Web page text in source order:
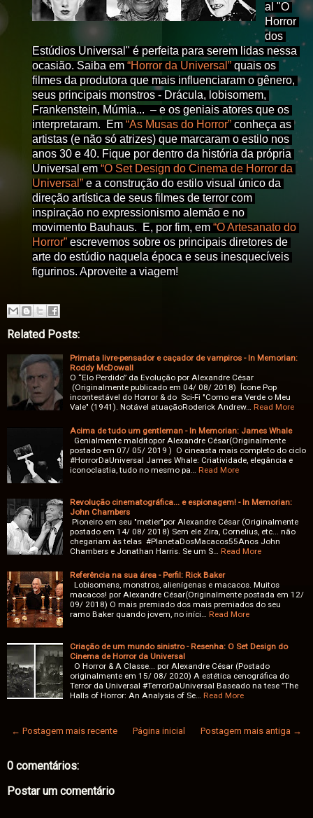
al "O
Horror
dos
Estúdios Universal" é perfeita para serem lidas nessa
ocasião. Saiba em “Horror da Universal” quais os
filmes da produtora que mais influenciaram o gênero,
seus principais monstros - Drácula, lobisomem,
Frankenstein, Múmia...  – e os geniais atores que os
interpretaram.  Em “As Musas do Horror” conheça as
artistas (e não só atrizes) que marcaram o estilo nos
anos 30 e 40. Fique por dentro da história da própria
Universal em “O Set Design do Cinema de Horror da
Universal” e a construção do estilo visual único da
direção artística de seus filmes de terror com
inspiração no expressionismo alemão e no
movimento Bauhaus.  E, por fim, em “O Artesanato do
Horror” escrevemos sobre os principais diretores de
arte do estúdio naquela época e seus inesquecíveis
figurinos. Aproveite a viagem!
Related Posts:
Primata livre-pensador e caçador de vampiros - In Memorian:
Roddy McDowall
O “Elo Perdido” da Evolução por Alexandre César
(Originalmente publicado em 04/ 08/ 2018) Ícone Pop
incontestável do Horror & do Sci-Fi "Como era Verde o Meu
Vale" (1941). Notável atuaçãoRoderick Andrew…
Read More
Acima de tudo um gentleman - In Memorian: James Whale
Genialmente malditopor Alexandre César(Originalmente
postado em 07/ 05/ 2019 ) O cineasta mais completo do ciclo
#HorrorDaUniversal James Whale: Criatividade, elegância e
iconoclastia, tudo no mesmo pa…
Read More
Revolução cinematográfica... e espionagem! - In Memorian:
John Chambers
Pioneiro em seu "metier"por Alexandre César (Originalmente
postado em 14/ 08/ 2018) Sem ele Zira, Cornelius, etc... não
chegariam às telas #PlanetaDosMacacos55Anos John
Chambers e Jonathan Harris. Se um S…
Read More
Referência na sua área - Perfil: Rick Baker
Lobisomens, monstros, alienígenas e macacos. Muitos
macacos! por Alexandre César(Originalmente postada em 12/
09/ 2018) O mais premiado dos mais premiados do seu
ramo Baker quando jovem, no iníci…
Read More
Criação de um mundo sinistro - Resenha: O Set Design do
Cinema de Horror da Universal
O Horror & A Classe... por Alexandre César (Postado
originalmente em 15/ 08/ 2020) A estética cenográfica do
Terror da Universal #TerrorDaUniversal Baseado na tese ”The
Halls of Horror: An Analysis of Se…
Read More
← Postagem mais recente Postagem mais antiga →
Página inicial
0 comentários:
Postar um comentário